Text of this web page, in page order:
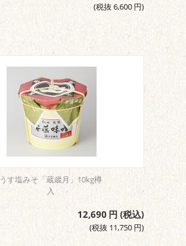
(税抜 6,600 円)
うす塩みそ「蔵歳月」10kg樽
入
12,690 円 (税込)
(税抜 11,750 円)